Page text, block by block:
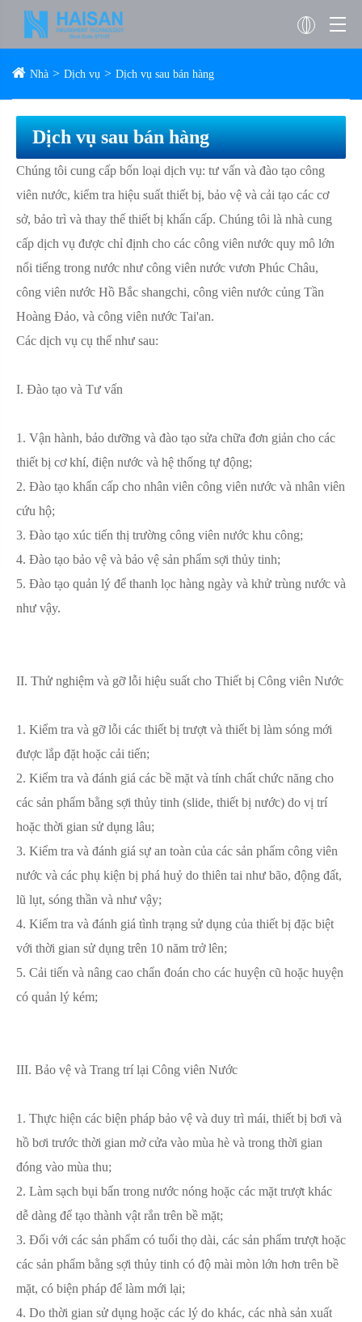
Nhà Dịch vụ Dịch vụ sau bán hàng
Dịch vụ sau bán hàng
Chúng tôi cung cấp bốn loại dịch vụ: tư vấn và đào tạo công
viên nước, kiểm tra hiệu suất thiết bị, bảo vệ và cải tạo các cơ
sở, bảo trì và thay thế thiết bị khẩn cấp. Chúng tôi là nhà cung
cấp dịch vụ được chỉ định cho các công viên nước quy mô lớn
nổi tiếng trong nước như công viên nước vươn Phúc Châu,
công viên nước Hồ Bắc shangchi, công viên nước củng Tần
Hoàng Đảo, và công viên nước Tai'an.
Các dịch vụ cụ thể như sau:
I. Đào tạo và Tư vấn
1. Vận hành, bảo dưỡng và đào tạo sửa chữa đơn giản cho các
thiết bị cơ khí, điện nước và hệ thống tự động;
2. Đào tạo khẩn cấp cho nhân viên công viên nước và nhân viên
cứu hộ;
3. Đào tạo xúc tiến thị trường công viên nước khu công;
4. Đào tạo bảo vệ và bảo vệ sản phẩm sợi thủy tinh;
5. Đào tạo quản lý để thanh lọc hàng ngày và khử trùng nước và
như vậy.
II. Thử nghiệm và gỡ lỗi hiệu suất cho Thiết bị Công viên Nước
1. Kiểm tra và gỡ lỗi các thiết bị trượt và thiết bị làm sóng mới
được lắp đặt hoặc cải tiến;
2. Kiểm tra và đánh giá các bề mặt và tính chất chức năng cho
các sản phẩm bằng sợi thủy tinh (slide, thiết bị nước) do vị trí
hoặc thời gian sử dụng lâu;
3. Kiểm tra và đánh giá sự an toàn của các sản phẩm công viên
nước và các phụ kiện bị phá huỷ do thiên tai như bão, động đất,
lũ lụt, sóng thần và như vậy;
4. Kiểm tra và đánh giá tình trạng sử dụng của thiết bị đặc biệt
với thời gian sử dụng trên 10 năm trở lên;
5. Cải tiến và nâng cao chẩn đoán cho các huyện cũ hoặc huyện
có quản lý kém;
III. Bảo vệ và Trang trí lại Công viên Nước
1. Thực hiện các biện pháp bảo vệ và duy trì mái, thiết bị bơi và
hồ bơi trước thời gian mở cửa vào mùa hè và trong thời gian
đóng vào mùa thu;
2. Làm sạch bụi bẩn trong nước nóng hoặc các mặt trượt khác
dễ dàng để tạo thành vật rắn trên bề mặt;
3. Đối với các sản phẩm có tuổi thọ dài, các sản phẩm trượt hoặc
các sản phẩm bằng sợi thủy tinh có độ mài mòn lớn hơn trên bề
mặt, có biện pháp để làm mới lại;
4. Do thời gian sử dụng hoặc các lý do khác, các nhà sản xuất